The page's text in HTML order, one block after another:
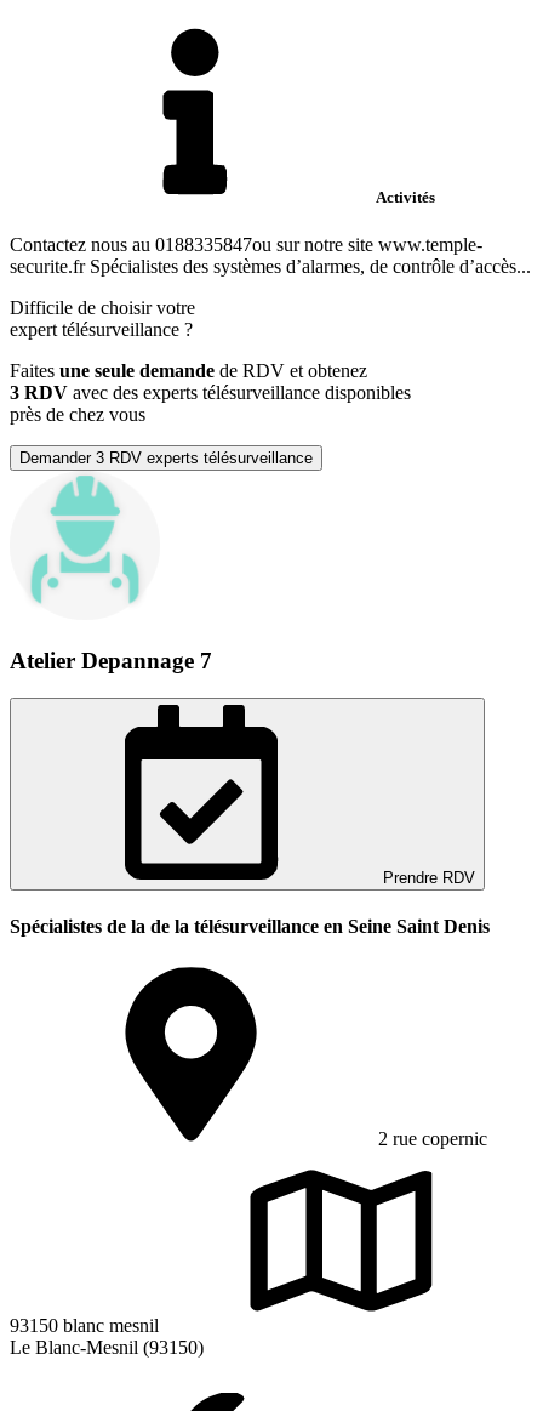
Activités
Contactez nous au 0188335847ou sur notre site www.temple-
securite.fr Spécialistes des systèmes d’alarmes, de contrôle d’accès...
Difficile de choisir votre
expert télésurveillance ?
Faites une seule demande de RDV et obtenez
3 RDV avec des experts télésurveillance disponibles
près de chez vous
Demander 3 RDV experts télésurveillance
Atelier Depannage 7
Prendre RDV
Spécialistes de la de la télésurveillance en Seine Saint Denis
2 rue copernic
93150 blanc mesnil
Le Blanc-Mesnil (93150)